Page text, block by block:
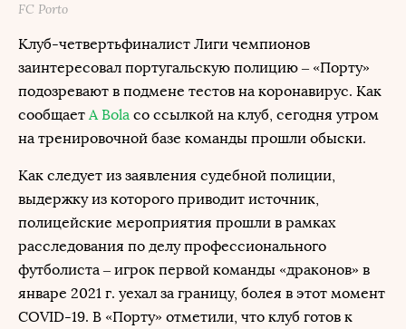
FC Porto
Клуб-четвертьфиналист Лиги чемпионов
заинтересовал португальскую полицию – «Порту»
подозревают в подмене тестов на коронавирус. Как
сообщает A Bola со ссылкой на клуб, сегодня утром
на тренировочной базе команды прошли обыски.
Как следует из заявления судебной полиции,
выдержку из которого приводит источник,
полицейские мероприятия прошли в рамках
расследования по делу профессионального
футболиста – игрок первой команды «драконов» в
январе 2021 г. уехал за границу, болея в этот момент
COVID-19. В «Порту» отметили, что клуб готов к